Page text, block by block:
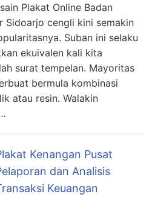
Plakat Online Badan
Sidoarjo cengli kini semakin
Suban ini selaku
ekuivalen kali kita
surat tempelan. Mayoritas
bermula kombinasi
atau resin. Walakin
Kenangan Pusat
dan Analisis
Keuangan